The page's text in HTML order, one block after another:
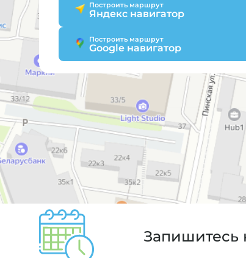
Построить маршрут
Яндекс навигатор
Построить маршрут
Google навигатор
Запишитесь